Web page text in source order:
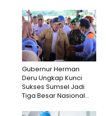
Gubernur Herman
Deru Ungkap Kunci
Sukses Sumsel Jadi
Tiga Besar Nasional...